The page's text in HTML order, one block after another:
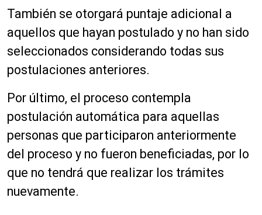
También se otorgará puntaje adicional a
aquellos que hayan postulado y no han sido
seleccionados considerando todas sus
postulaciones anteriores.
Por último, el proceso contempla
postulación automática para aquellas
personas que participaron anteriormente
del proceso y no fueron beneficiadas, por lo
que no tendrá que realizar los trámites
nuevamente.